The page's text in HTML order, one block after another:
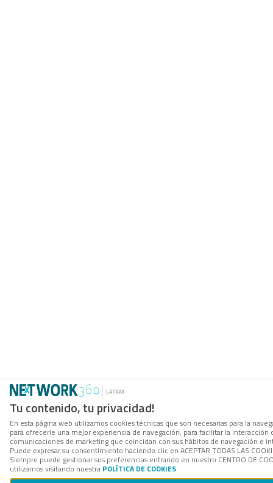
Tu contenido, tu privacidad!
En esta página web utilizamos cookies técnicas que son necesarias para la
para ofrecerle una mejor experiencia de navegación, para facilitar la
comunicaciones de marketing que coincidan con sus hábitos de navegación e
Puede expresar su consentimiento haciendo clic en ACEPTAR TODAS LAS
Siempre puede gestionar sus preferencias entrando en nuestro CENTRO DE
utilizamos visitando nuestra POLÍTICA DE COOKIES.